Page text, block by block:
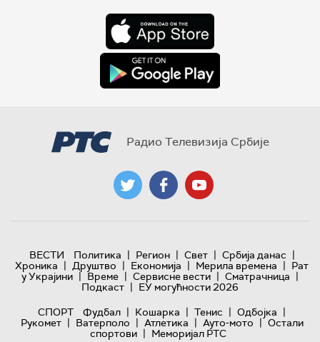
Радио Телевизија Србије
ВЕСТИ Политика | Регион | Свет | Србија данас |
Хроника | Друштво | Економија | Мерила времена | Рат
у Украјини | Време | Сервисне вести | Сматрачница |
Подкаст | ЕУ могућности 2026
СПОРТ
Фудбал | Кошарка | Тенис | Одбојка |
Рукомет | Ватерполо | Атлетика | Ауто-мото | Остали
спортови | Меморијал РТС